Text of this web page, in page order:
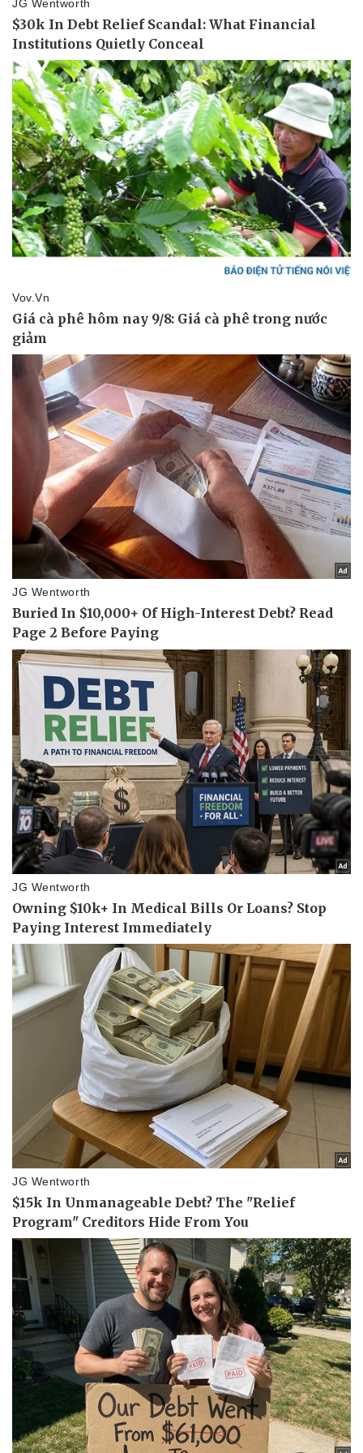
Doanh nghiệp
Thông tin doanh nghiệp
Doanh nghiệp 24h
Doanh nhân
Vì cộng đồng
Công nghệ
Sành điệu
Tin Công nghệ
Trải nghiệm
Chuyển đổi số
Sức khỏe
Dinh dưỡng - món ngon
Cây thuốc
Sản phụ khoa
Nhi khoa
Nam khoa
Làm đẹp - giảm cân
Phòng mạch online
Ăn sạch sống khỏe
Đời sống
Nhà đẹp
Tình yêu - Gia đình